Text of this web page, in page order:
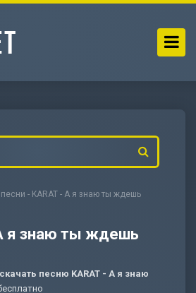
- KARAT - А я знаю ты ждешь
я знаю ты ждешь
скачать песню KARAT - А я знаю